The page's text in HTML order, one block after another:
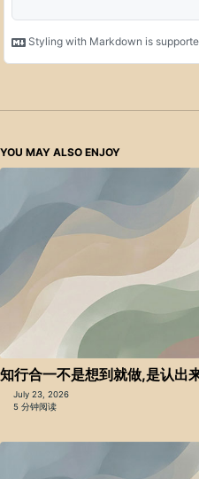
YOU MAY ALSO ENJOY
知行合一不是想到就做,是认出
July 23, 2026
5 分钟阅读